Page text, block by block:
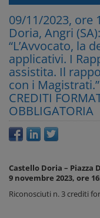
09/11/2023, ore
Doria, Angri
“L’Avvocato, la
applicativi. I
assistita. Il
con i
CREDITI
OBBLIGATORIA
Castello Doria – Piazza
9 novembre 2023, ore
Riconosciuti n. 3 crediti